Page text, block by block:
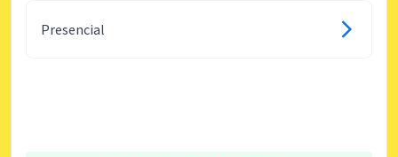
Presencial